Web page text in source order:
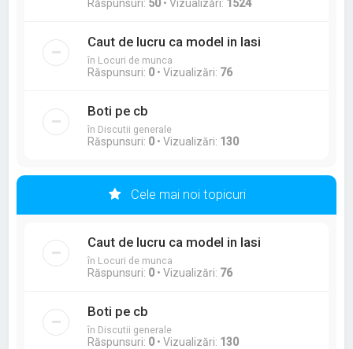
Răspunsuri: 50 • Vizualizări: 1524
Caut de lucru ca model in Iasi
în Locuri de munca
Răspunsuri: 0 • Vizualizări: 76
Boti pe cb
în Discutii generale
Răspunsuri: 0 • Vizualizări: 130
Cele mai noi topicuri
Caut de lucru ca model in Iasi
în Locuri de munca
Răspunsuri: 0 • Vizualizări: 76
Boti pe cb
în Discutii generale
Răspunsuri: 0 • Vizualizări: 130